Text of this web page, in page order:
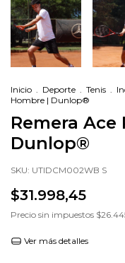
Inicio . Deporte . Tenis .
Hombre | Dunlop®
Remera Ace
Dunlop®
SKU: UTIDCM002WB S
$31.998,45
Precio sin impuestos
Ver más detalles